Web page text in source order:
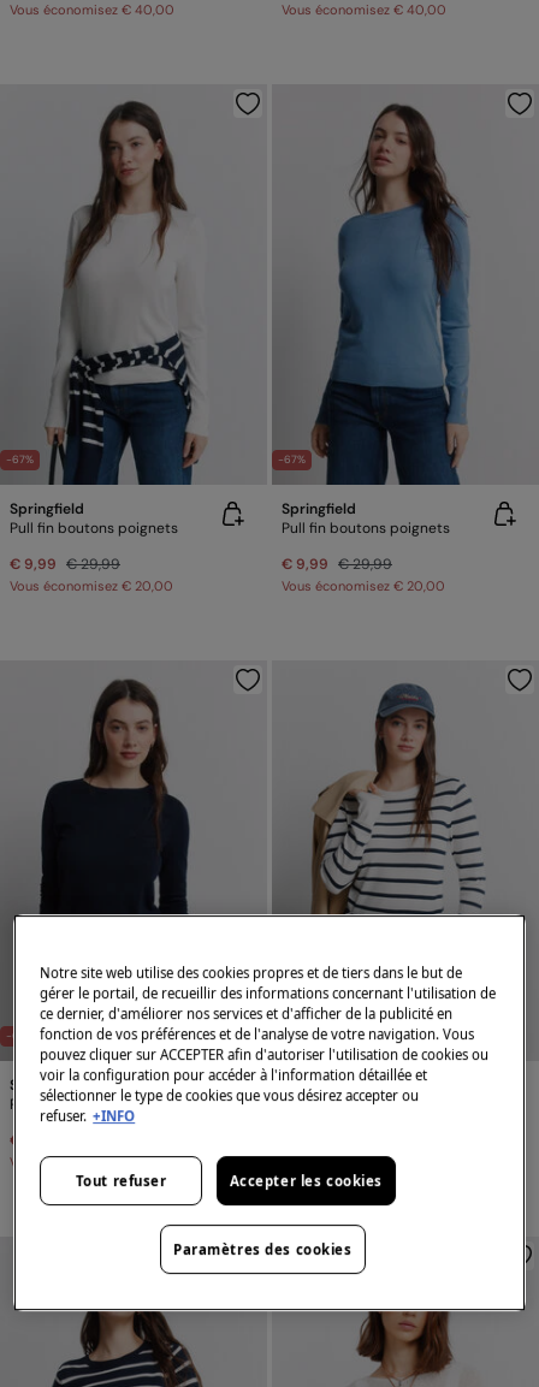
Vous économisez € 40,00 Vous économisez € 40,00
-67%
Springfield
Pull fin boutons poignets
€ 9,99 € 29,99
Vous économisez € 20,00
-67%
Springfield
Pull fin boutons poignets
€ 9,99 € 29,99
Vous économisez € 20,00
-67%
Springfield
Pull fin boutons poignets
€ 9,99
Vous économisez€ 20,00
-67%
Springfield
Pull fin boutons poignets
Vous économisez€ 20,00
Notre site web utilise des cookies propres et de tiers dans le but de
gérer le portail, de recueillir des informations concernant l'utilisation de
ce dernier, d'améliorer nos services et d'afficher de la publicité en
fonction de vos préférences et de l'analyse de votre navigation. Vous
pouvez cliquer sur ACCEPTER afin d'autoriser l'utilisation de cookies ou
voir la configuration pour accéder à l'information détaillée et
sélectionner le type de cookies que vous désirez accepter ou
refuser. +INFO
Tout refuser Accepter les cookies
Paramètres des cookies